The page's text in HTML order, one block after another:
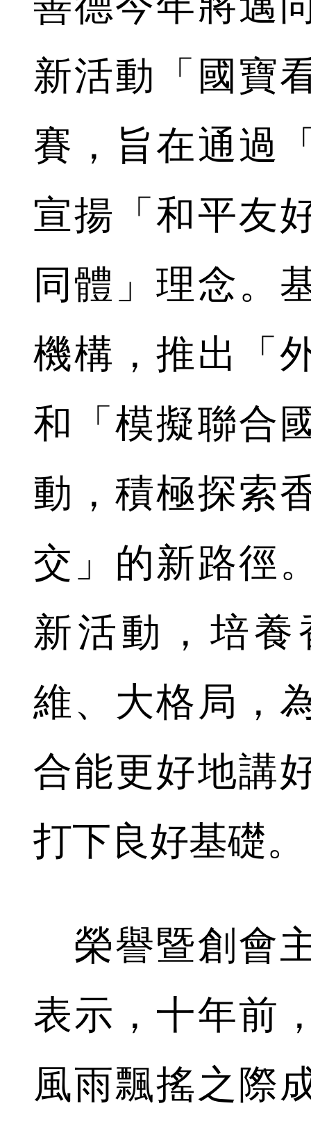
新活動「國寶
賽，旨在通過
宣揚「和平友
同體」理念。
機構，推出「
和「模擬聯合
動，積極探索
交」的新路徑
新活動，培
維、大格局，
合能更好地講
打下良好基礎。
榮譽暨創會
表示，十年前
風雨飄搖之際